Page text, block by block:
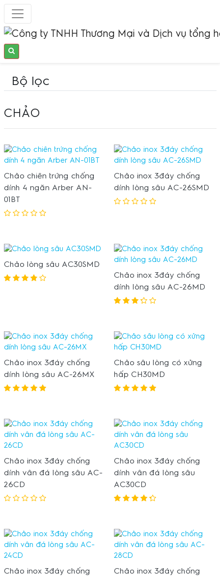
Bộ lọc
CHẢO
Chảo chiên trứng chống
dính 4 ngăn Arber AN-
01BT
Chảo inox 3đáy chống
dính lòng sâu AC-26SMD
Chảo lòng sâu AC30SMD
Chảo inox 3đáy chống
dính lòng sâu AC-26MD
Chảo inox 3đáy chống
dính lòng sâu AC-26MX
Chảo sâu lòng có xửng
hấp CH30MD
Chảo inox 3đáy chống
dính vân đá lòng sâu AC-
26CD
Chảo inox 3đáy chống
dính vân đá lòng sâu
AC30CD
Chảo inox 3đáy chống
Chảo inox 3đáy chống